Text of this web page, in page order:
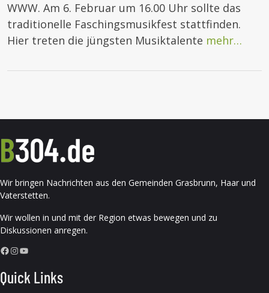
WWW. Am 6. Februar um 16.00 Uhr sollte das
traditionelle Faschingsmusikfest stattfinden.
Hier treten die jüngsten Musiktalente mehr…
Wir bringen Nachrichten aus den Gemeinden Grasbrunn, Haar und
Vaterstetten.
Wir wollen in und mit der Region etwas bewegen und zu
Diskussionen anregen.
Facebook InstagramYouTube
Quick Links